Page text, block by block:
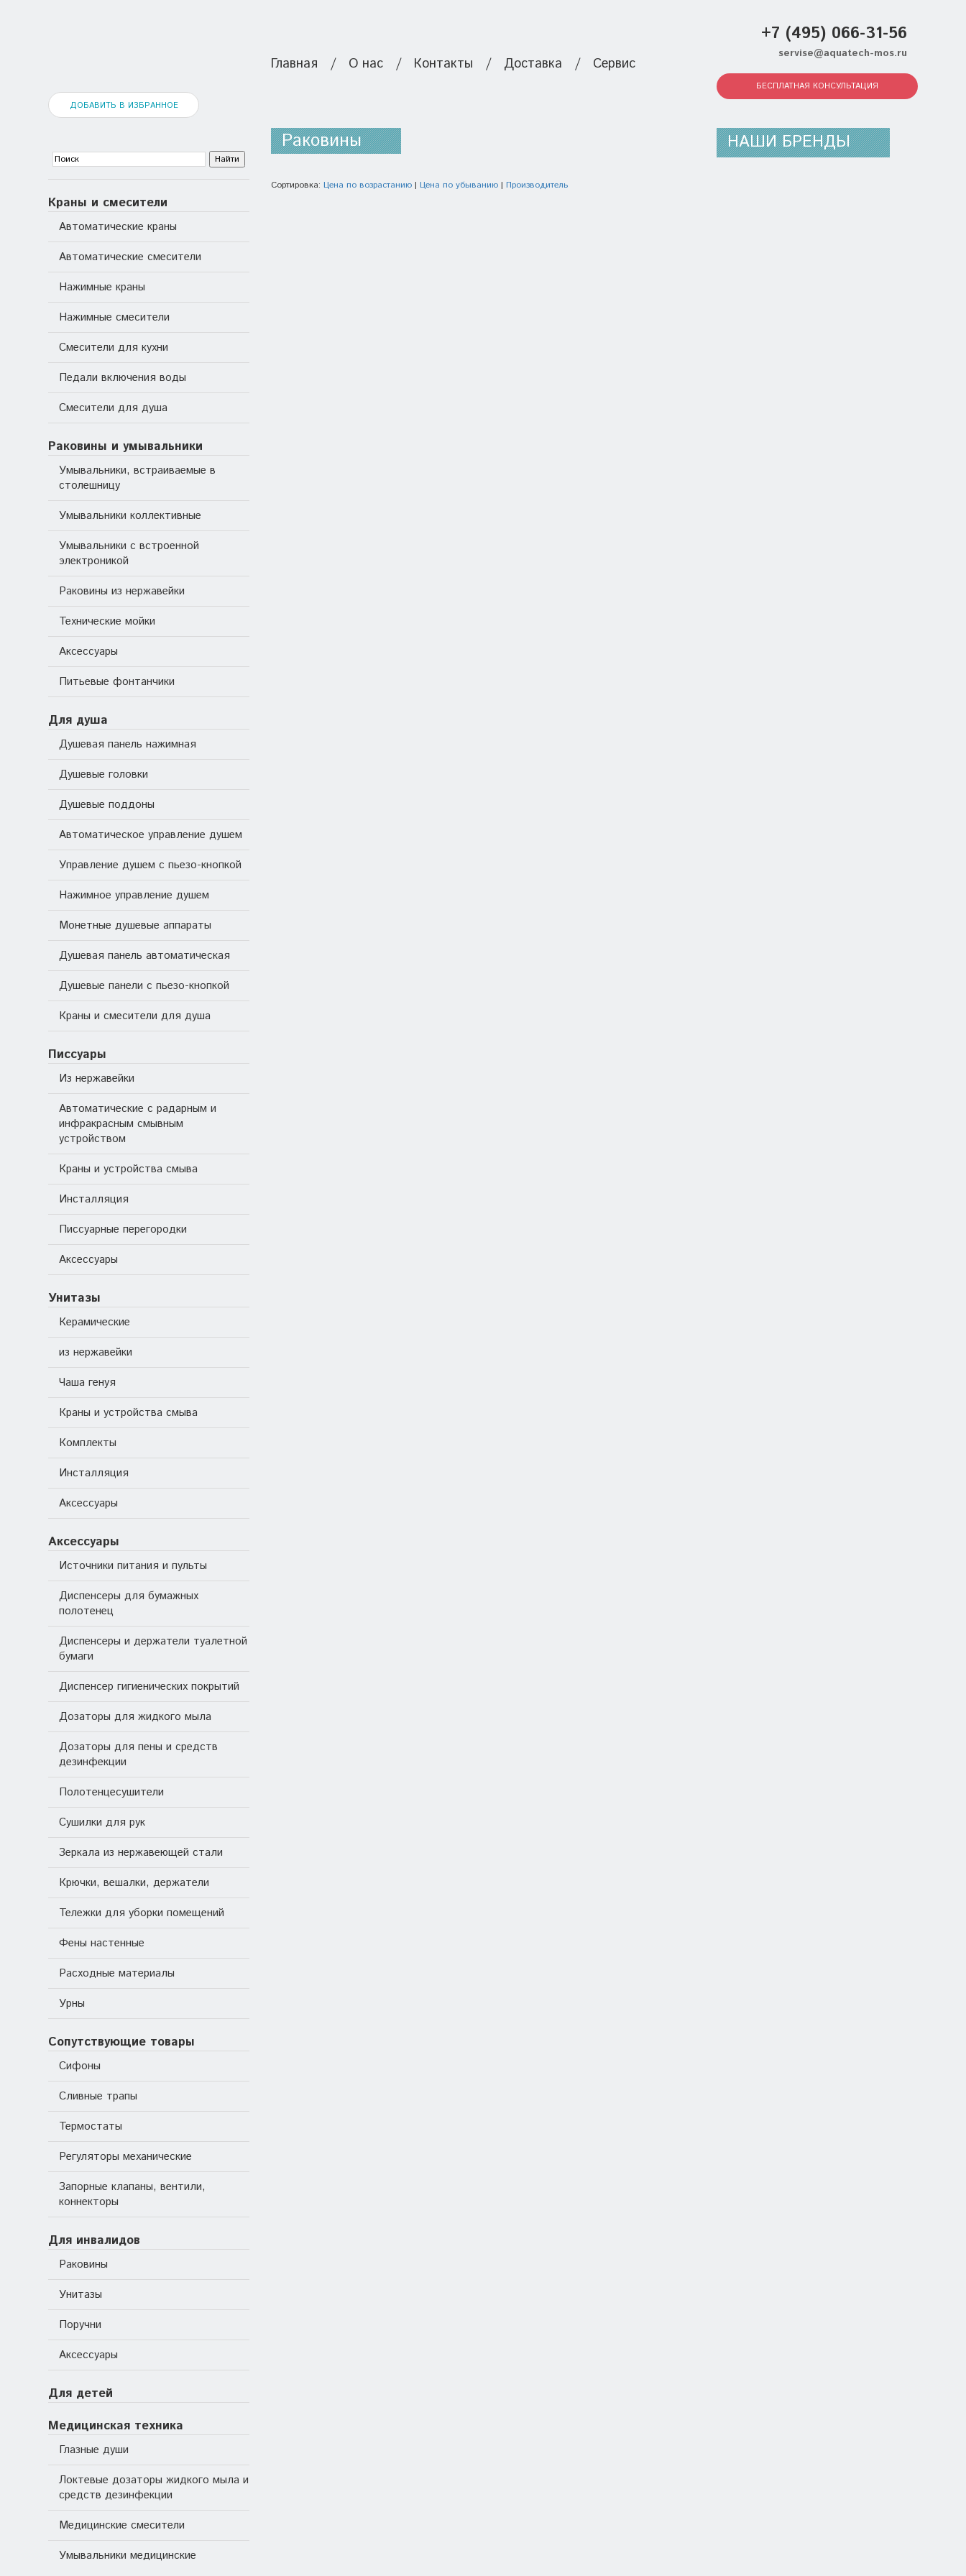
ДОБАВИТЬ В ИЗБРАННОЕ
Краны и смесители
Автоматические краны
Автоматические смесители
Нажимные краны
Нажимные смесители
Смесители для кухни
Педали включения воды
Смесители для душа
Раковины и умывальники
Умывальники, встраиваемые в
столешницу
Умывальники коллективные
Умывальники с встроенной
электроникой
Раковины из нержавейки
Технические мойки
Аксессуары
Питьевые фонтанчики
Для душа
Душевая панель нажимная
Душевые головки
Душевые поддоны
Автоматическое управление душем
Управление душем с пьезо-кнопкой
Нажимное управление душем
Монетные душевые аппараты
Душевая панель автоматическая
Душевые панели с пьезо-кнопкой
Краны и смесители для душа
Писсуары
Из нержавейки
Автоматические с радарным и
инфракрасным смывным
устройством
Краны и устройства смыва
Инсталляция
Писсуарные перегородки
Аксессуары
Унитазы
Керамические
из нержавейки
Чаша генуя
Краны и устройства смыва
Комплекты
Инсталляция
Аксессуары
Аксессуары
Источники питания и пульты
Диспенсеры для бумажных
полотенец
Диспенсеры и держатели туалетной
бумаги
Диспенсер гигиенических покрытий
Дозаторы для жидкого мыла
Дозаторы для пены и средств
дезинфекции
Полотенцесушители
Сушилки для рук
Зеркала из нержавеющей стали
Крючки, вешалки, держатели
Тележки для уборки помещений
Фены настенные
Расходные материалы
Урны
Сопутствующие товары
Сифоны
Сливные трапы
Термостаты
Регуляторы механические
Запорные клапаны, вентили,
коннекторы
Для инвалидов
Раковины
Унитазы
Поручни
Аксессуары
Для детей
Медицинская техника
Глазные души
Локтевые дозаторы жидкого мыла и
средств дезинфекции
Медицинские смесители
Умывальники медицинские
Главная / О нас / Контакты / Доставка / Сервис
Раковины
Сортировка: Цена по возрастанию | Цена по убыванию | Производитель
+7 (495) 066-31-56
servise@aquatech-mos.ru
БЕСПЛАТНАЯ КОНСУЛЬТАЦИЯ
НАШИ БРЕНДЫ